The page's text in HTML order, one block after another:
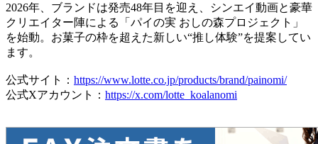
2026年、ブランドは発売48年目を迎え、シンエイ動画と豪華
クリエイター陣による「パイの実 おしの森プロジェクト」
を始動。お菓子の枠を超えた新しい“推し体験”を提案してい
ます。
公式サイト： https://www.lotte.co.jp/products/brand/painomi/
公式Xアカウント： https://x.com/lotte_koalanomi